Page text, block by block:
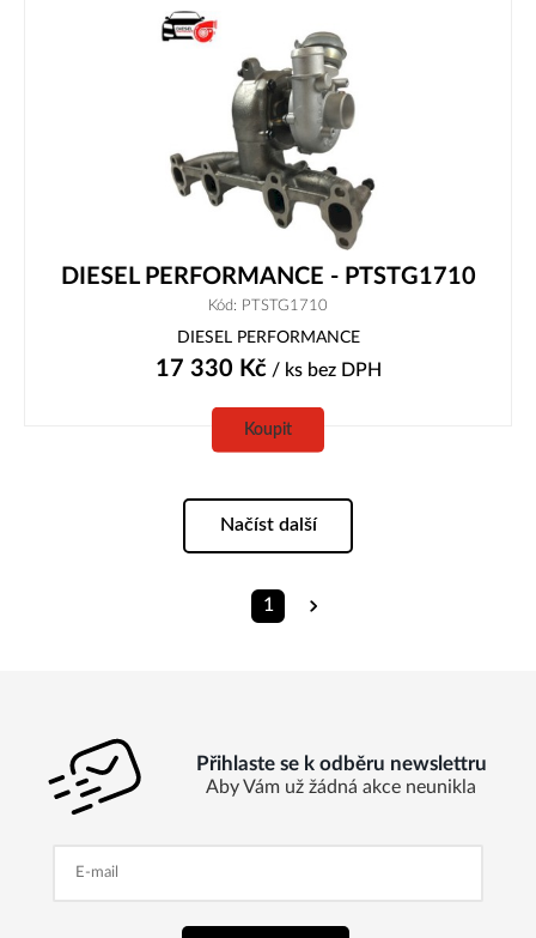
DIESEL PERFORMANCE - PTSTG1710
Kód: PTSTG1710
DIESEL PERFORMANCE
17 330 Kč/ ks bez DPH
Koupit
Načíst další
1
Přihlaste se k odběru newslettru
Aby Vám už žádná akce neunikla